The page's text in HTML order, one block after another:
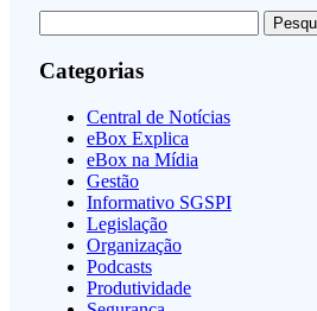
por:
Categorias
Central de Notícias
eBox Explica
eBox na Mídia
Gestão
Informativo SGSPI
Legislação
Organização
Podcasts
Produtividade